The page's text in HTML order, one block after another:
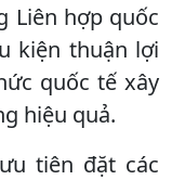
Liên hợp quốc
kiện thuận lợi
quốc tế xây
hiệu quả.
tiên đặt các